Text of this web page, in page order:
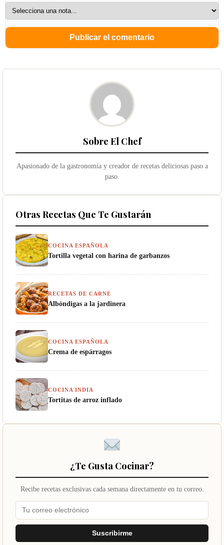
Sobre El Chef
Apasionado de la gastronomía y creador de recetas deliciosas paso a
paso.
Otras Recetas Que Te Gustarán
COCINA ESPAÑOLA
Tortilla vegetal con harina de garbanzos
RECETAS DE CARNE
Albóndigas a la jardinera
COCINA ESPAÑOLA
Crema de espárragos
COCINA INDIA
Tortitas de arroz inflado
¿Te Gusta Cocinar?
Recibe recetas exclusivas cada semana directamente en tu correo.
Suscribirme